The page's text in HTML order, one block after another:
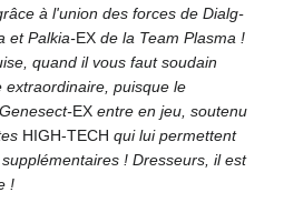
à l'union des forces de Dialg-
et Palkia-EX de la Team Plasma !
quand il vous faut soudain
puisque le
EX entre en jeu, soutenu
HIGH-TECH qui lui permettent
! Dresseurs, il est
!